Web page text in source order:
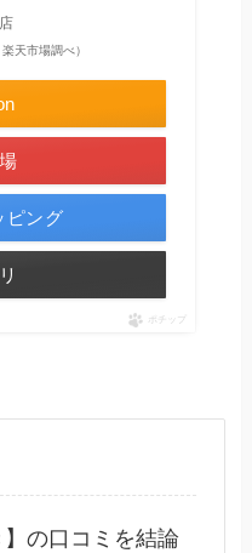
天市場調べ）
ピング
ポチップ
】の口コミを結論